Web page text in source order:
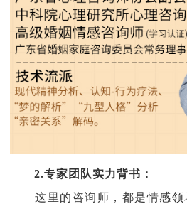
2.专家团队实力背书：
这里的咨询师，都是情感领